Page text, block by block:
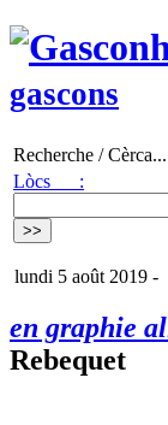
gascons
Recherche / Cèrca...
Lòcs :
lundi 5 août 2019 -
en graphie
Rebequet